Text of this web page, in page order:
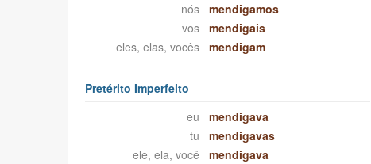
nós
mendigamos
vos
mendigais
eles, elas, vocês
mendigam
Pretérito Imperfeito
eu
mendigava
tu
mendigavas
ele, ela, você
mendigava